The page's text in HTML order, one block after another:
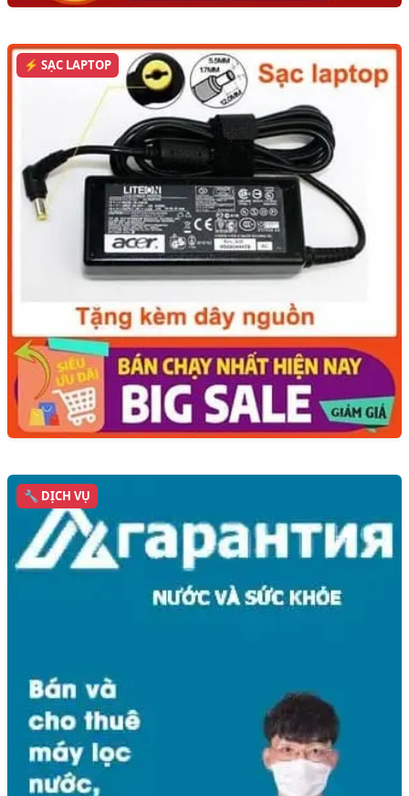
⚡ SẠC LAPTOP
🔧 DỊCH VỤ